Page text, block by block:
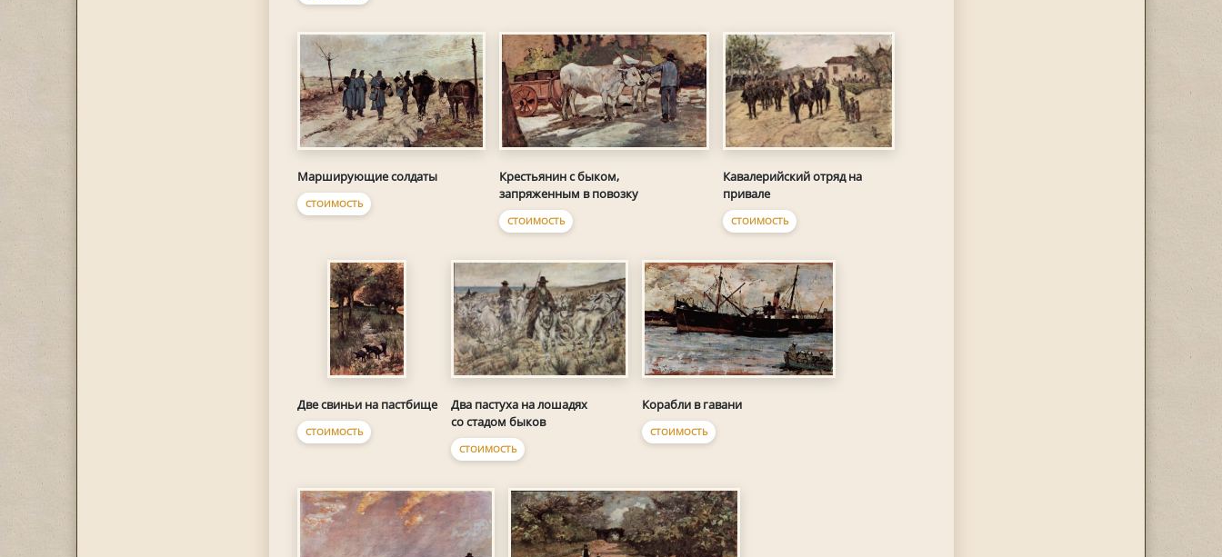
Марширующие солдаты
СТОИМОСТЬ
Крестьянин с быком,
запряженным в повозку
СТОИМОСТЬ
Кавалерийский отряд на
привале
СТОИМОСТЬ
Две свиньи на пастбище
СТОИМОСТЬ
Два пастуха на лошадях
со стадом быков
СТОИМОСТЬ
Корабли в гавани
СТОИМОСТЬ